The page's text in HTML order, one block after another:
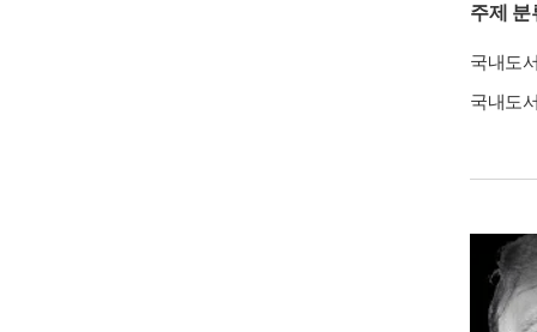
주제 분
국내도
국내도